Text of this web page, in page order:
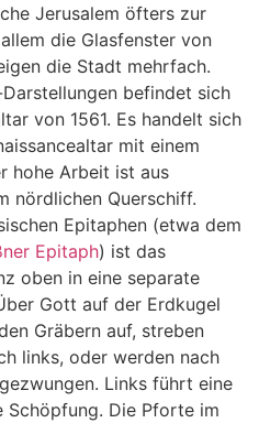
Jerusalem öfters zur
die Glasfenster von
die Stadt mehrfach.
befindet sich
von 1561. Es handelt sich
mit einem
hohe Arbeit ist aus
nördlichen Querschiff.
Epitaphen (etwa dem
Epitaph) ist das
oben in eine separate
Gott auf der Erdkugel
Gräbern auf, streben
links, oder werden nach
Links führt eine
Schöpfung. Die Pforte im